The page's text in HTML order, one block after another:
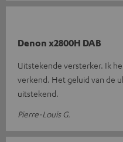
Denon x2800H DAB
Uitstekende versterker. Ik
verkend. Het geluid van de
uitstekend.
Pierre-Louis G.